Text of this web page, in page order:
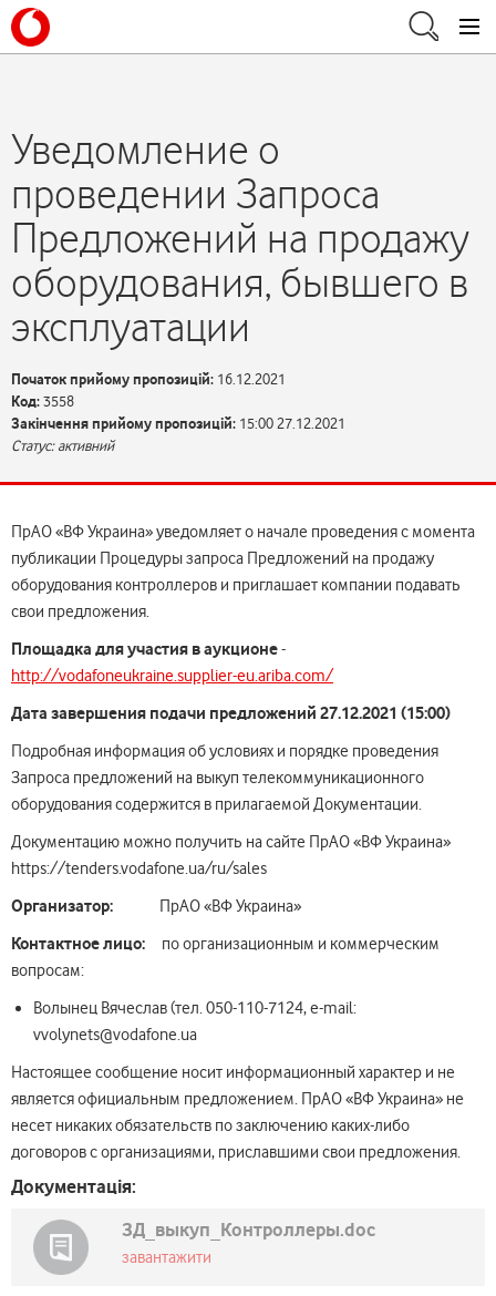
Уведомление о
проведении Запроса
Предложений на продажу
оборудования, бывшего в
эксплуатации
Початок прийому пропозицій: 16.12.2021
Код:3558
Закінчення прийому пропозицій: 15:00 27.12.2021
Статус: активний
ПрАО «ВФ Украина» уведомляет о начале проведения с момента
публикации Процедуры запроса Предложений на продажу
оборудования контроллеров и приглашает компании подавать
свои предложения.
Площадка для участия в аукционе-
http://vodafoneukraine.supplier-eu.ariba.com/
Дата завершения подачи предложений 27.12.2021 (15:00)
Подробная информация об условиях и порядке проведения
Запроса предложений на выкуп телекоммуникационного
оборудования содержится в прилагаемой Документации.
Документацию можно получить на сайте ПрАО «ВФ Украина»
https://tenders.vodafone.ua/ru/sales
Организатор: ПрАО «ВФ Украина»
Контактное лицо:
по организационным и коммерческим
вопросам:
Волынец Вячеслав (тел. 050-110-7124, e-mail:
vvolynets@vodafone.ua
Настоящее сообщение носит информационный характер и не
является официальным предложением. ПрАО «ВФ Украина» не
несет никаких обязательств по заключению каких-либо
договоров с организациями, приславшими свои предложения.
Документація:
ЗД_выкуп_Контроллеры.doc
завантажити